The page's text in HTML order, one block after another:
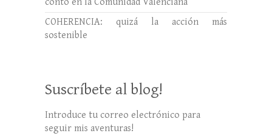
contó en la Comunidad Valenciana
COHERENCIA: quizá la acción más
sostenible
Suscríbete al blog!
Introduce tu correo electrónico para
seguir mis aventuras!